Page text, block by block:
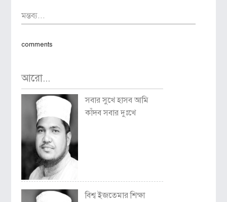
মন্তব্য...
comments
আরো...
সবার সুখে হাসব আমি
কাঁদব সবার দুঃখে
বিশ্ব ইজতেমার শিক্ষা